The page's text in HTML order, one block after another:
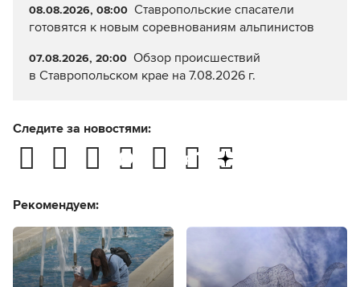
08.08.2026, 08:00 Ставропольские спасатели
готовятся к новым соревнованиям альпинистов
07.08.2026, 20:00 Обзор происшествий
в Ставропольском крае на 7.08.2026 г.
Следите за новостями:
Рекомендуем: